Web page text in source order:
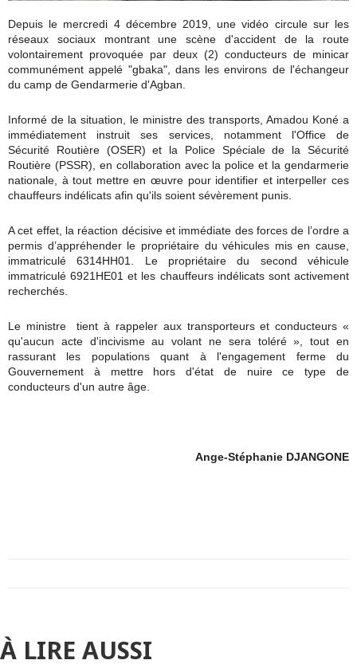
Depuis le mercredi 4 décembre 2019, une vidéo circule sur les
réseaux sociaux montrant une scène d'accident de la route
volontairement provoquée par deux (2) conducteurs de minicar
communément appelé "gbaka", dans les environs de l'échangeur
du camp de Gendarmerie d'Agban.
Informé de la situation, le ministre des transports, Amadou Koné a
immédiatement instruit ses services, notamment l'Office de
Sécurité Routière (OSER) et la Police Spéciale de la Sécurité
Routière (PSSR), en collaboration avec la police et la gendarmerie
nationale, à tout mettre en œuvre pour identifier et interpeller ces
chauffeurs indélicats afin qu'ils soient sévèrement punis.
A cet effet, la réaction décisive et immédiate des forces de l’ordre a
permis d’appréhender le propriétaire du véhicules mis en cause,
immatriculé 6314HH01. Le propriétaire du second véhicule
immatriculé 6921HE01 et les chauffeurs indélicats sont activement
recherchés.
Le ministre tient à rappeler aux transporteurs et conducteurs «
qu'aucun acte d'incivisme au volant ne sera toléré », tout en
rassurant les populations quant à l'engagement ferme du
Gouvernement à mettre hors d'état de nuire ce type de
conducteurs d'un autre âge.
Ange-Stéphanie DJANGONE
À LIRE AUSSI